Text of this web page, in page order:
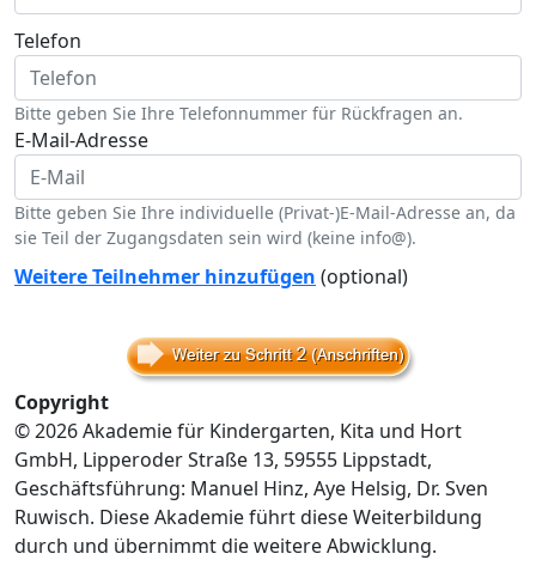
Telefon
Bitte geben Sie Ihre Telefonnummer für Rückfragen an.
E-Mail-Adresse
Bitte geben Sie Ihre individuelle (Privat-)E-Mail-Adresse an, da
sie Teil der Zugangsdaten sein wird (keine info@).
Weitere Teilnehmer hinzufügen (optional)
Copyright
© 2026 Akademie für Kindergarten, Kita und Hort
GmbH, Lipperoder Straße 13, 59555 Lippstadt,
Geschäftsführung: Manuel Hinz, Aye Helsig, Dr. Sven
Ruwisch. Diese Akademie führt diese Weiterbildung
durch und übernimmt die weitere Abwicklung.